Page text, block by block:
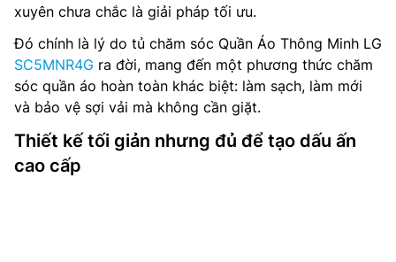
xuyên chưa chắc là giải pháp tối ưu.
Đó chính là lý do tủ chăm sóc Quần Áo Thông Minh LG
SC5MNR4G ra đời, mang đến một phương thức chăm
sóc quần áo hoàn toàn khác biệt: làm sạch, làm mới
và bảo vệ sợi vải mà không cần giặt.
Thiết kế tối giản nhưng đủ để tạo dấu ấn
cao cấp